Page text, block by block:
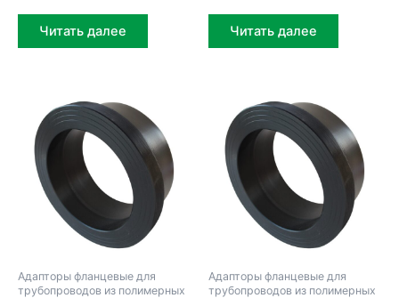
Читать далее Читать далее
Адапторы фланцевые для
трубопроводов из полимерных
Адапторы фланцевые для
трубопроводов из полимерных